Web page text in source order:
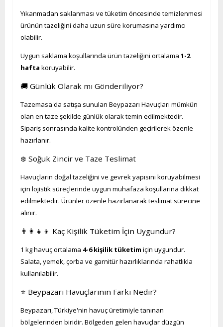
Yıkanmadan saklanması ve tüketim öncesinde temizlenmesi
ürünün tazeliğini daha uzun süre korumasına yardımcı
olabilir.
Uygun saklama koşullarında ürün tazeliğini ortalama 1-2
hafta koruyabilir.
🚚 Günlük Olarak mı Gönderiliyor?
Tazemasa'da satışa sunulan Beypazarı Havuçları mümkün
olan en taze şekilde günlük olarak temin edilmektedir.
Sipariş sonrasında kalite kontrolünden geçirilerek özenle
hazırlanır.
❄️ Soğuk Zincir ve Taze Teslimat
Havuçların doğal tazeliğini ve gevrek yapısını koruyabilmesi
için lojistik süreçlerinde uygun muhafaza koşullarına dikkat
edilmektedir. Ürünler özenle hazırlanarak teslimat sürecine
alınır.
👨‍👩‍👧‍👦 Kaç Kişilik Tüketim İçin Uygundur?
1 kg havuç ortalama 4-6 kişilik tüketim için uygundur.
Salata, yemek, çorba ve garnitür hazırlıklarında rahatlıkla
kullanılabilir.
⭐ Beypazarı Havuçlarının Farkı Nedir?
Beypazarı, Türkiye'nin havuç üretimiyle tanınan
bölgelerinden biridir. Bölgeden gelen havuçlar düzgün